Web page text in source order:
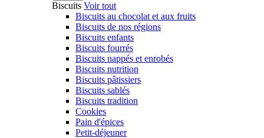
Biscuits Voir tout
Biscuits au chocolat et aux fruits
Biscuits de nos régions
Biscuits enfants
Biscuits fourrés
Biscuits nappés et enrobés
Biscuits nutrition
Biscuits pâtissiers
Biscuits sablés
Biscuits tradition
Cookies
Pain d'épices
Petit-déjeuner